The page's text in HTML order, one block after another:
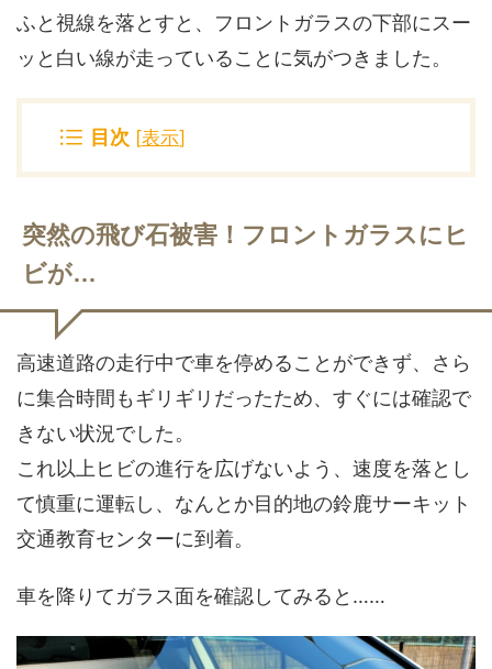
ふと視線を落とすと、フロントガラスの下部にスー
ッと白い線が走っていることに気がつきました。
目次 [表示]
突然の飛び石被害！フロントガラスにヒ
ビが…
高速道路の走行中で車を停めることができず、さら
に集合時間もギリギリだったため、すぐには確認で
きない状況でした。
これ以上ヒビの進行を広げないよう、速度を落とし
て慎重に運転し、なんとか目的地の鈴鹿サーキット
交通教育センターに到着。
車を降りてガラス面を確認してみると……